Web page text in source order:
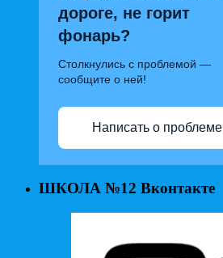
дороге, не горит
фонарь?
Столкнулись с проблемой —
сообщите о ней!
Написать о проблеме
ШКОЛА №12 Вконтакте